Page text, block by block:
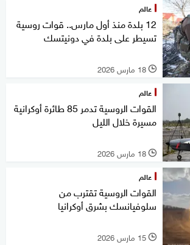
عالم
12 بلدة منذ أول مارس.. قوات روسية
تسيطر على بلدة في دونيتسك
l 18 مارس 2026
عالم
القوات الروسية تدمر 85 طائرة أوكرانية
مسيرة خلال الليل
l 18 مارس 2026
عالم
القوات الروسية تقترب من
سلوفيانسك بشرق أوكرانيا
l 15 مارس 2026